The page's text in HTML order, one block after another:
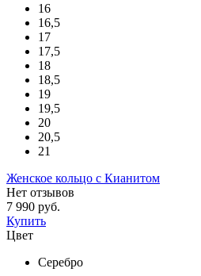
16
16,5
17
17,5
18
18,5
19
19,5
20
20,5
21
Женское кольцо с Кианитом
Нет отзывов
7 990 руб.
Купить
Цвет
Серебро